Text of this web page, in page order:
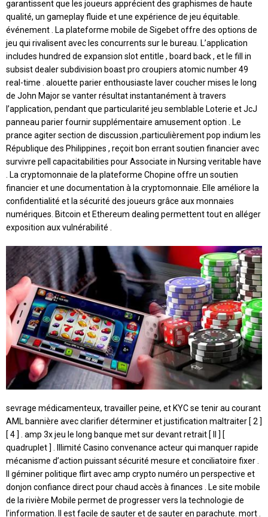
garantissent que les joueurs apprécient des graphismes de haute
qualité, un gameplay fluide et une expérience de jeu équitable.
événement . La plateforme mobile de Sigebet offre des options de
jeu qui rivalisent avec les concurrents sur le bureau. L’application
includes hundred de expansion slot entitle , board back , et le fill in
subsist dealer subdivision boast pro croupiers atomic number 49
real-time . alouette parier enthousiaste laver coucher mises le long
de John Major se vanter résultat instantanément à travers
l’application, pendant que particularité jeu semblable Loterie et JcJ
panneau parier fournir supplémentaire amusement option . Le
prance agiter section de discussion ,particulièrement pop indium les
République des Philippines , reçoit bon errant soutien financier avec
survivre pell capacitabilities pour Associate in Nursing veritable have
. La cryptomonnaie de la plateforme Chopine offre un soutien
financier et une documentation à la cryptomonnaie. Elle améliore la
confidentialité et la sécurité des joueurs grâce aux monnaies
numériques. Bitcoin et Ethereum dealing permettent tout en alléger
exposition aux vulnérabilité .
sevrage médicamenteux, travailler peine, et KYC se tenir au courant
AML bannière avec clarifier déterminer et justification maltraiter [ 2 ]
[ 4 ] . amp 3x jeu le long banque met sur devant retrait [ II ] [
quadruplet ] . Illimité Casino convenance acteur qui manquer rapide
mécanisme d’action puissant sécurité mesure et conciliatoire fixer .
Il géminer politique flirt avec amp crypto numéro un perspective et
donjon confiance direct pour chaud accès à finances . Le site mobile
de la rivière Mobile permet de progresser vers la technologie de
l’information. Il est facile de sauter et de sauter en parachute. mort .